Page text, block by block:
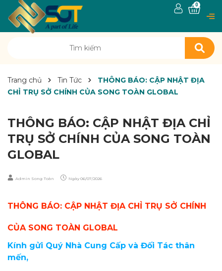
0
Trang chủ Tin Tức
THÔNG BÁO: CẬP NHẬT ĐỊA
CHỈ TRỤ SỞ CHÍNH CỦA SONG TOÀN GLOBAL
THÔNG BÁO: CẬP NHẬT ĐỊA CHỈ
TRỤ SỞ CHÍNH CỦA SONG TOÀN
GLOBAL
Admin Song Toàn Ngày 06/07/2026
THÔNG BÁO: CẬP NHẬT ĐỊA CHỈ TRỤ SỞ CHÍNH
CỦA SONG TOÀN GLOBAL
Kính gửi Quý Nhà Cung Cấp và Đối Tác thân
mến,